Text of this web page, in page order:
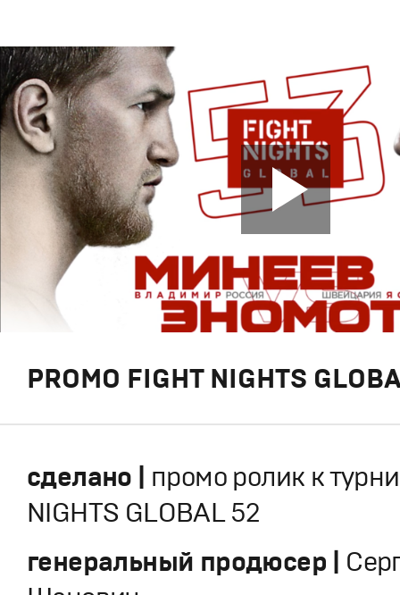
PROMO FIGHT NIGHTS
сделано | промо ролик к
NIGHTS GLOBAL 52
генеральный продюсер |